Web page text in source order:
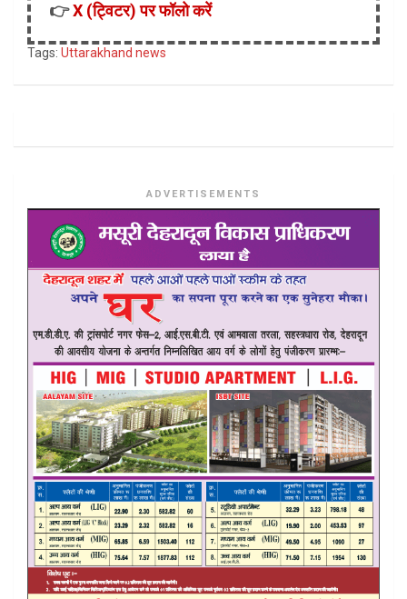
👉X (ट्विटर) पर फॉलो करें
Tags: Uttarakhand news
ADVERTISEMENTS